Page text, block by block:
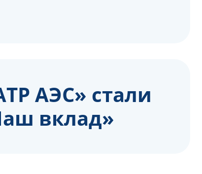
АЭС» стали
вклад»